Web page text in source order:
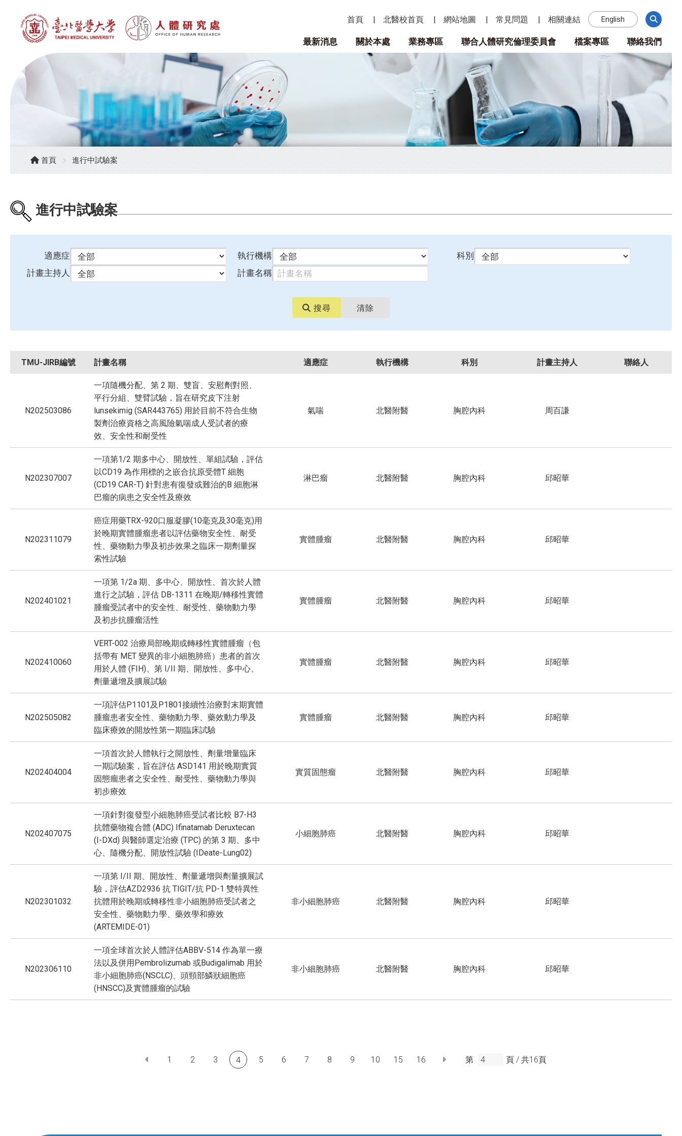
首頁 北醫校首頁 網站地圖 常見問題 相關連結 English
最新消息 關於本處 業務專區 聯合人體研究倫理委員會 檔案專區 聯絡我們
首頁 進行中試驗案
進行中試驗案
適應症 執行機構
科別
計畫主持人
計畫名稱
搜尋 清除
TMU-JIRB編號 計畫名稱 適應症 執行機構 科別 計畫主持人 聯絡人
N202503086
一項隨機分配、第 2 期、雙盲、安慰劑對照、
平行分組、雙臂試驗，旨在研究皮下注射
lunsekimig (SAR443765) 用於目前不符合生物
製劑治療資格之高風險氣喘成人受試者的療
效、安全性和耐受性
氣喘 北醫附醫 胸腔內科 周百謙
N202307007
一項第1/2 期多中心、開放性、單組試驗，評估
以CD19 為作用標的之嵌合抗原受體T 細胞
(CD19 CAR-T) 針對患有復發或難治的B 細胞淋
巴瘤的病患之安全性及療效
淋巴瘤 北醫附醫 胸腔內科 邱昭華
N202311079
癌症用藥TRX-920口服凝膠(10毫克及30毫克)用
於晚期實體腫瘤患者以評估藥物安全性、耐受
性、藥物動力學及初步效果之臨床一期劑量探
索性試驗
實體腫瘤 北醫附醫 胸腔內科 邱昭華
N202401021
一項第 1/2a 期、多中心、開放性、首次於人體
進行之試驗，評估 DB-1311 在晚期/轉移性實體
腫瘤受試者中的安全性、耐受性、藥物動力學
及初步抗腫瘤活性
實體腫瘤 北醫附醫 胸腔內科 邱昭華
N202410060
VERT-002 治療局部晚期或轉移性實體腫瘤（包
括帶有 MET 變異的非小細胞肺癌）患者的首次
用於人體 (FIH)、第 I/II 期、開放性、多中心、
劑量遞增及擴展試驗
實體腫瘤 北醫附醫 胸腔內科 邱昭華
N202505082
一項評估P1101及P1801接續性治療對末期實體
腫瘤患者安全性、藥物動力學、藥效動力學及
臨床療效的開放性第一期臨床試驗
實體腫瘤 北醫附醫 胸腔內科 邱昭華
N202404004
一項首次於人體執行之開放性、劑量增量臨床
一期試驗案，旨在評估 ASD141 用於晚期實質
固態瘤患者之安全性、耐受性、藥物動力學與
初步療效
實質固態瘤 北醫附醫 胸腔內科 邱昭華
N202407075
一項針對復發型小細胞肺癌受試者比較 B7-H3
抗體藥物複合體 (ADC) Ifinatamab Deruxtecan
(I-DXd) 與醫師選定治療 (TPC) 的第 3 期、多中
心、隨機分配、開放性試驗 (IDeate-Lung02)
小細胞肺癌 北醫附醫 胸腔內科 邱昭華
N202301032
一項第 I/II 期、開放性、劑量遞增與劑量擴展試
驗，評估AZD2936 抗 TIGIT/抗 PD-1 雙特異性
抗體用於晚期或轉移性非小細胞肺癌受試者之
安全性、藥物動力學、藥效學和療效
(ARTEMIDE-01)
非小細胞肺癌 北醫附醫 胸腔內科 邱昭華
N202306110
一項全球首次於人體評估ABBV-514 作為單一療
法以及併用Pembrolizumab 或Budigalimab 用於
非小細胞肺癌(NSCLC)、頭頸部鱗狀細胞癌
(HNSCC)及實體腫瘤的試驗
非小細胞肺癌 北醫附醫 胸腔內科 邱昭華
1 2 3 4 5 6 7 8 9 10 15 16 第 頁 / 共16頁